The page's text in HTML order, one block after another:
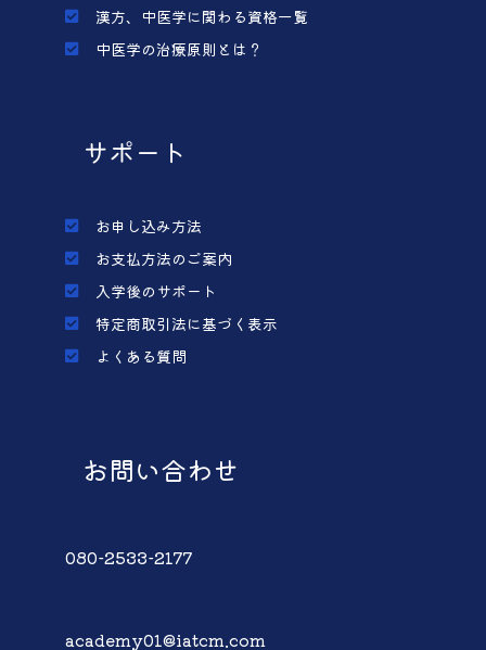
漢方、中医学に関わる資格一覧
中医学の治療原則とは？
サポート
お申し込み方法
お支払方法のご案内
入学後のサポート
特定商取引法に基づく表示
よくある質問
お問い合わせ
080-2533-2177
academy01@iatcm.com